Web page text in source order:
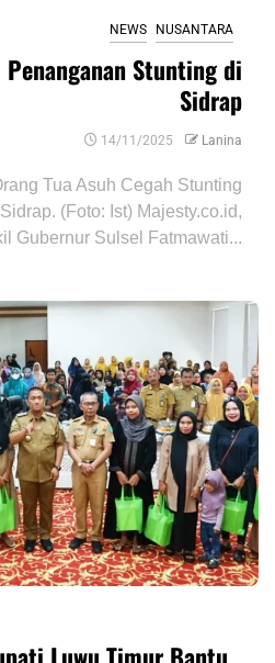
NEWS NUSANTARA
Stunting di
Sidrap
14/11/2025 Lanina
Tua Asuh Cegah Stunting
(Foto: Ist) Majesty.co.id,
Gubernur Sulsel Fatmawati...